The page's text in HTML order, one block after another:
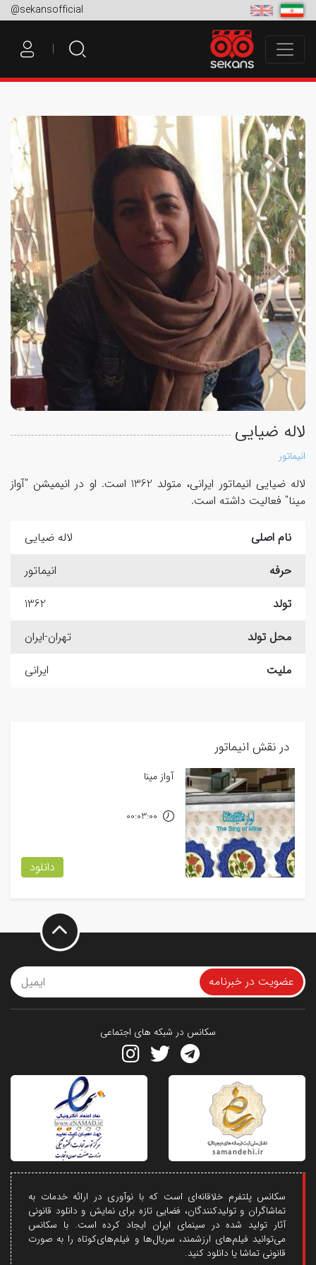
@sekansofficial
لاله ضیایی
انیماتور
لاله ضیایی انیماتور ایرانی، متولد 1362 است. او در انیمیشن "آواز
مینا" فعالیت داشته است.
نام اصلی
لاله ضیایی
حرفه
انیماتور
تولد
1362
محل تولد
تهران-ایران
ملیت
ایرانی
در نقش انیماتور
آواز مینا
دانلود
00:03:00
عضویت در خبرنامه
سکانس در شبکه های اجتماعی
سکانس پلتفرم خلاقانه‌ای است که با نوآوری در ارائه خدمات به
تماشاگران و تولیدکنندگان، فضایی تازه برای نمایش و دانلود قانونی
آثار تولید شده در سینمای ایران ایجاد کرده است. با سکانس
می‌توانید فیلم‌های ارزشمند، سریال‌ها و فیلم‌های‌کوتاه را به صورت
قانونی تماشا یا دانلود کنید.